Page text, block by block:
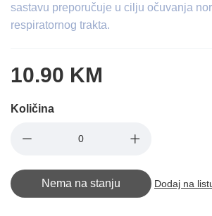
sastavu preporučuje u cilju očuvanja
respiratornog trakta.
10.90 KM
Količina
Nema na stanju Dodaj na